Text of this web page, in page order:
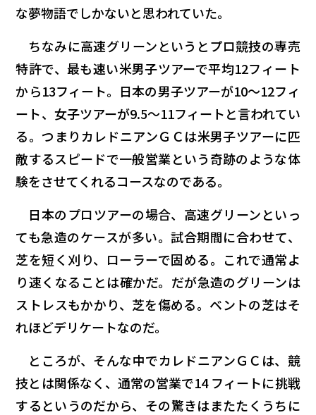
な夢物語でしかないと思われていた。
ちなみに高速グリーンというとプロ競技の専売
特許で、最も速い米男子ツアーで平均12フィート
から13フィート。日本の男子ツアーが10～12フィ
ート、女子ツアーが9.5～11フィートと言われてい
る。つまりカレドニアンＧＣは米男子ツアーに匹
敵するスピードで一般営業という奇跡のような体
験をさせてくれるコースなのである。
日本のプロツアーの場合、高速グリーンといっ
ても急造のケースが多い。試合期間に合わせて、
芝を短く刈り、ローラーで固める。これで通常よ
り速くなることは確かだ。だが急造のグリーンは
ストレスもかかり、芝を傷める。ベントの芝はそ
れほどデリケートなのだ。
ところが、そんな中でカレドニアンＧＣは、競
技とは関係なく、通常の営業で14 フィートに挑戦
するというのだから、その驚きはまたたくうちに